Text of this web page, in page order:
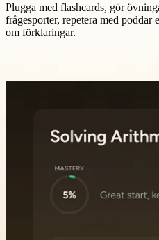
Plugga med flashcards, gör
frågesporter, repetera med
om förklaringar.